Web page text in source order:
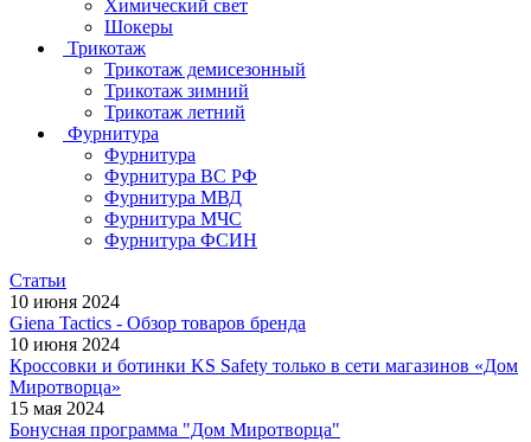
Химический свет
Шокеры
Трикотаж
Трикотаж демисезонный
Трикотаж зимний
Трикотаж летний
Фурнитура
Фурнитура
Фурнитура ВС РФ
Фурнитура МВД
Фурнитура МЧС
Фурнитура ФСИН
Статьи
10 июня 2024
Giena Tactics - Обзор товаров бренда
10 июня 2024
Кроссовки и ботинки KS Safety только в сети магазинов «Дом
Миротворца»
15 мая 2024
Бонусная программа "Дом Миротворца"